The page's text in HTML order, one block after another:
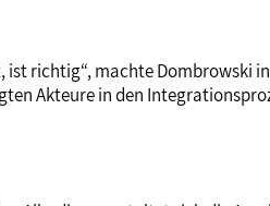
richtig“, machte Dombrowski
Akteure in den